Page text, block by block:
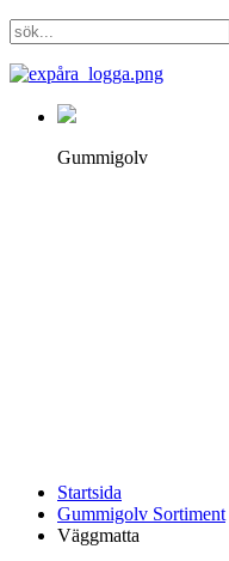
Gummigolv
Startsida
Gummigolv Sortiment
Väggmatta